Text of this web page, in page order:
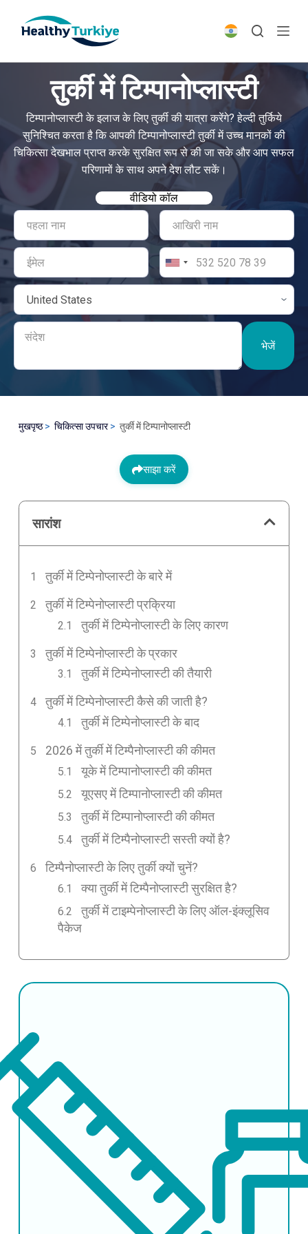
p
n
तुर्की में टिम्पानोप्लास्टी
टिम्पानोप्लास्टी के इलाज के लिए तुर्की की यात्रा करेंगे? हेल्दी तुर्किये
सुनिश्चित करता है कि आपकी टिम्पानोप्लास्टी तुर्की में उच्च मानकों की
चिकित्सा देखभाल प्राप्त करके सुरक्षित रूप से की जा सके और आप सफल
परिणामों के साथ अपने देश लौट सकें।
वीडियो कॉल
भेजें
मुखपृष्ठ चिकित्सा उपचार तुर्की में टिम्पानोप्लास्टी
साझा करें
सारांश
तुर्की में टिम्पेनोप्लास्टी के बारे में
तुर्की में टिम्पेनोप्लास्टी प्रक्रिया
तुर्की में टिम्पेनोप्लास्टी के लिए कारण
तुर्की में टिम्पेनोप्लास्टी के प्रकार
तुर्की में टिम्पेनोप्लास्टी की तैयारी
तुर्की में टिम्पेनोप्लास्टी कैसे की जाती है?
तुर्की में टिम्पेनोप्लास्टी के बाद
2026 में तुर्की में टिम्पैनोप्लास्टी की कीमत
यूके में टिम्पानोप्लास्टी की कीमत
यूएसए में टिम्पानोप्लास्टी की कीमत
तुर्की में टिम्पानोप्लास्टी की कीमत
तुर्की में टिम्पैनोप्लास्टी सस्ती क्यों है?
टिम्पैनोप्लास्टी के लिए तुर्की क्यों चुनें?
क्या तुर्की में टिम्पैनोप्लास्टी सुरक्षित है?
तुर्की में टाइम्पेनोप्लास्टी के लिए ऑल-इंक्लूसिव
पैकेज